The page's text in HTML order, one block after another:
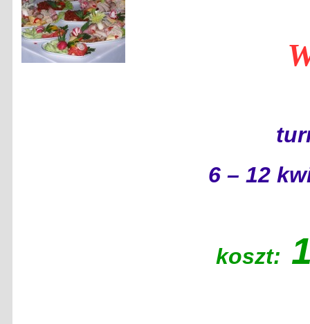
6 – 12
koszt: